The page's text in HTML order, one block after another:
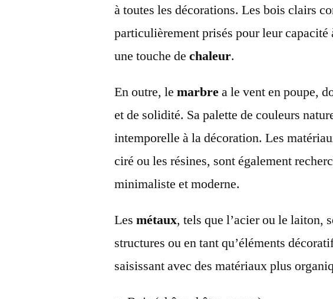
à toutes les décorations. Les bois clairs
particulièrement prisés pour leur
une touche dechaleur.
En outre, lemarbrea le vent en poupe,
et de solidité. Sa palette de couleurs
intemporelle à la décoration. Les
ciré ou les résines, sont également
minimaliste et moderne.
Lesmétaux, tels que l’acier ou le laiton,
structures ou en tant qu’éléments
saisissant avec des matériaux plus